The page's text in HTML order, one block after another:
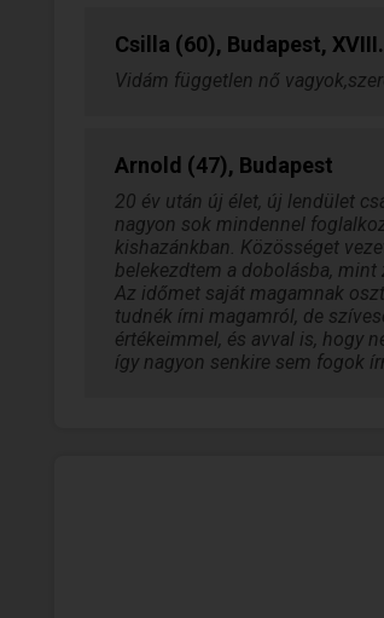
Csilla (60), Budapest, XVIII.
Vidám független nő
Arnold (47), Budapest
20 év után új élet, új lendület
nagyon sok mindennel
kishazánkban. Közösséget
belekezdtem a dobolásba, mint
Az időmet saját magamnak
tudnék írni magamról, de
értékeimmel, és avval is, hogy
így nagyon senkire sem fogok